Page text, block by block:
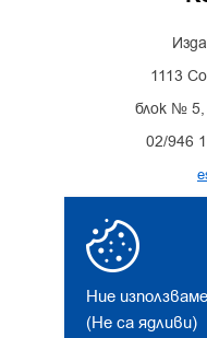
Ние
(Не са ядливи)
1113
блок №
02/946